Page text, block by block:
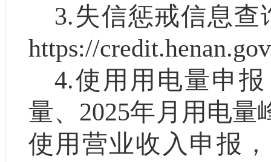
3.失信惩戒信息查
https://
4.使用用电量申
量、 2025年月用电量
使用营业收入申报